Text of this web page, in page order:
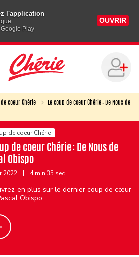
l'application
Play
OUVRIR
coeur Chérie
Le coup de coeur Chérie : De Nous de
de coeur Chérie
de coeur Chérie : De Nous de
Obispo
2022 | 4 min 35 sec
en plus sur le dernier coup de cœur
Obispo